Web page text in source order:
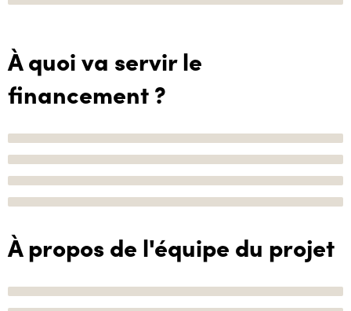
À quoi va servir le
financement ?
À propos de l'équipe du projet